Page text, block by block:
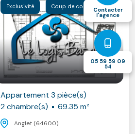
Exclusivité Coup de coeur
Appartement 3 pièce(s)
2 chambre(s)
69.35 m²
Anglet (64600)
Contacter
l'agence
05 59 59 09
54